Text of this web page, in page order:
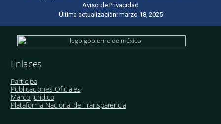
Aviso de Privacidad
Última actualización: marzo 18, 2025
Enlaces
Participa
Publicaciones Oficiales
Marco Jurídico
Plataforma Nacional de Transparencia